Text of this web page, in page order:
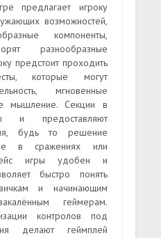
предлагает игроку
возможностей,
компоненты,
разнообразные
предстоит проходить
которые могут
мгновенные
мышление. Секции в
и предоставляют
будь то решение
в сражениях или
игры удобен и
быстро понять
и начинающим
геймерам.
контролов под
делают геймплей